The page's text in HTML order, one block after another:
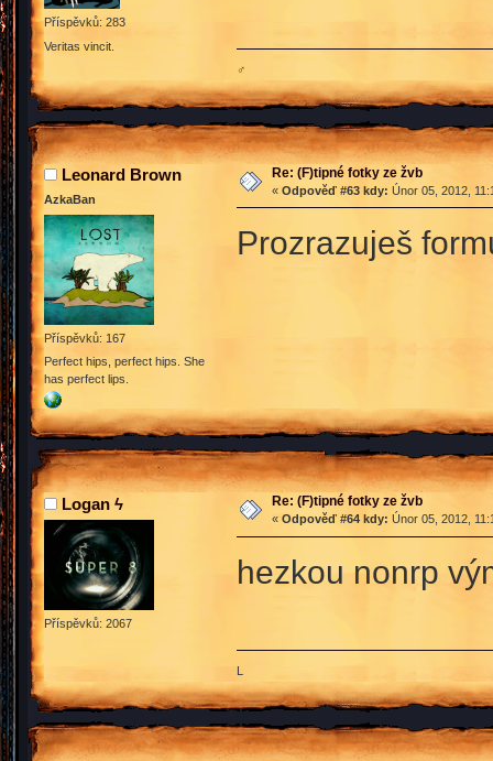
Příspěvků: 283
Veritas vincit.
♂
Leonard Brown
AzkaBan
Příspěvků: 167
Perfect hips, perfect hips. She
has perfect lips.
Re: (F)tipné fotky ze žvb
« Odpověď #63 kdy: Únor 05, 2012,
Prozrazuješ
Logan ϟ
Příspěvků: 2067
Re: (F)tipné fotky ze žvb
« Odpověď #64 kdy: Únor 05, 2012,
hezkou nonrp
L